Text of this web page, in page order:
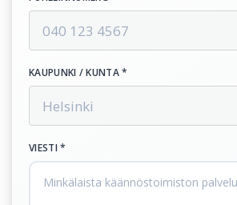
KAUPUNKI / KUNTA *
VIESTI *